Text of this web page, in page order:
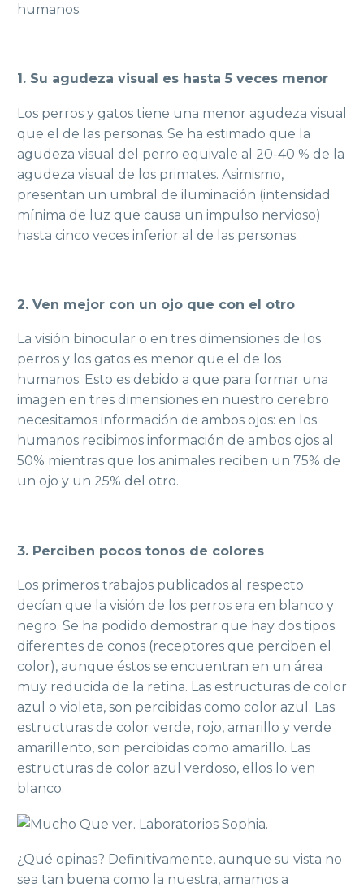
humanos.
1. Su agudeza visual es hasta 5 veces menor
Los perros y gatos tiene una menor agudeza visual
que el de las personas. Se ha estimado que la
agudeza visual del perro equivale al 20-40 % de la
agudeza visual de los primates. Asimismo,
presentan un umbral de iluminación (intensidad
mínima de luz que causa un impulso nervioso)
hasta cinco veces inferior al de las personas.
2. Ven mejor con un ojo que con el otro
La visión binocular o en tres dimensiones de los
perros y los gatos es menor que el de los
humanos. Esto es debido a que para formar una
imagen en tres dimensiones en nuestro cerebro
necesitamos información de ambos ojos: en los
humanos recibimos información de ambos ojos al
50% mientras que los animales reciben un 75% de
un ojo y un 25% del otro.
3. Perciben pocos tonos de colores
Los primeros trabajos publicados al respecto
decían que la visión de los perros era en blanco y
negro. Se ha podido demostrar que hay dos tipos
diferentes de conos (receptores que perciben el
color), aunque éstos se encuentran en un área
muy reducida de la retina. Las estructuras de color
azul o violeta, son percibidas como color azul. Las
estructuras de color verde, rojo, amarillo y verde
amarillento, son percibidas como amarillo. Las
estructuras de color azul verdoso, ellos lo ven
blanco.
¿Qué opinas? Definitivamente, aunque su vista no
sea tan buena como la nuestra, amamos a